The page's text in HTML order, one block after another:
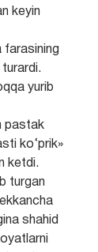
keyin
farasining
turardi.
yurib
pastak
ko‘prik»
ketdi.
turgan
shahid